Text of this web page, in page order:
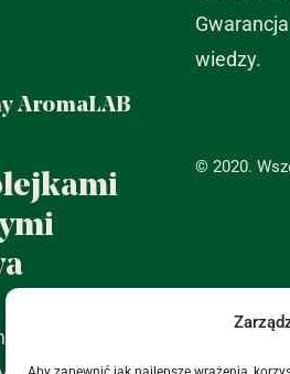
AromaLAB
na
wiedzy.
© 2020.